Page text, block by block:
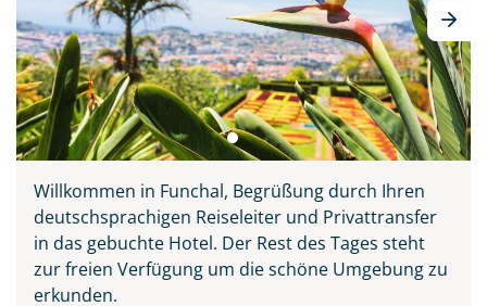
deutscher Reiseleiter zeigt Ihnen ganz persönlich seine
Wahlheimat auf 3 inkludierten Ausflügen, erklärt
Wissenswertes und führt Sie abseits der großen
Touristenströme hinein ins authentische Madeira.
Willkommen in Funchal, Begrüßung durch Ihren
deutschsprachigen Reiseleiter und Privattransfer
in das gebuchte Hotel. Der Rest des Tages steht
zur freien Verfügung um die schöne Umgebung zu
erkunden.